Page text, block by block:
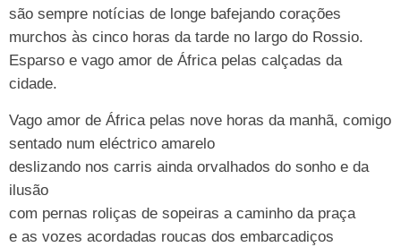
são sempre notícias de longe bafejando corações
murchos às cinco horas da tarde no largo do Rossio.
Esparso e vago amor de África pelas calçadas da
cidade.
Vago amor de África pelas nove horas da manhã, comigo
sentado num eléctrico amarelo
deslizando nos carris ainda orvalhados do sonho e da
ilusão
com pernas roliças de sopeiras a caminho da praça
e as vozes acordadas roucas dos embarcadiços